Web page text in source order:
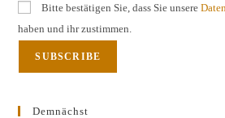
Bitte bestätigen Sie, dass Sie unsere
haben und ihr zustimmen.
Demnächst